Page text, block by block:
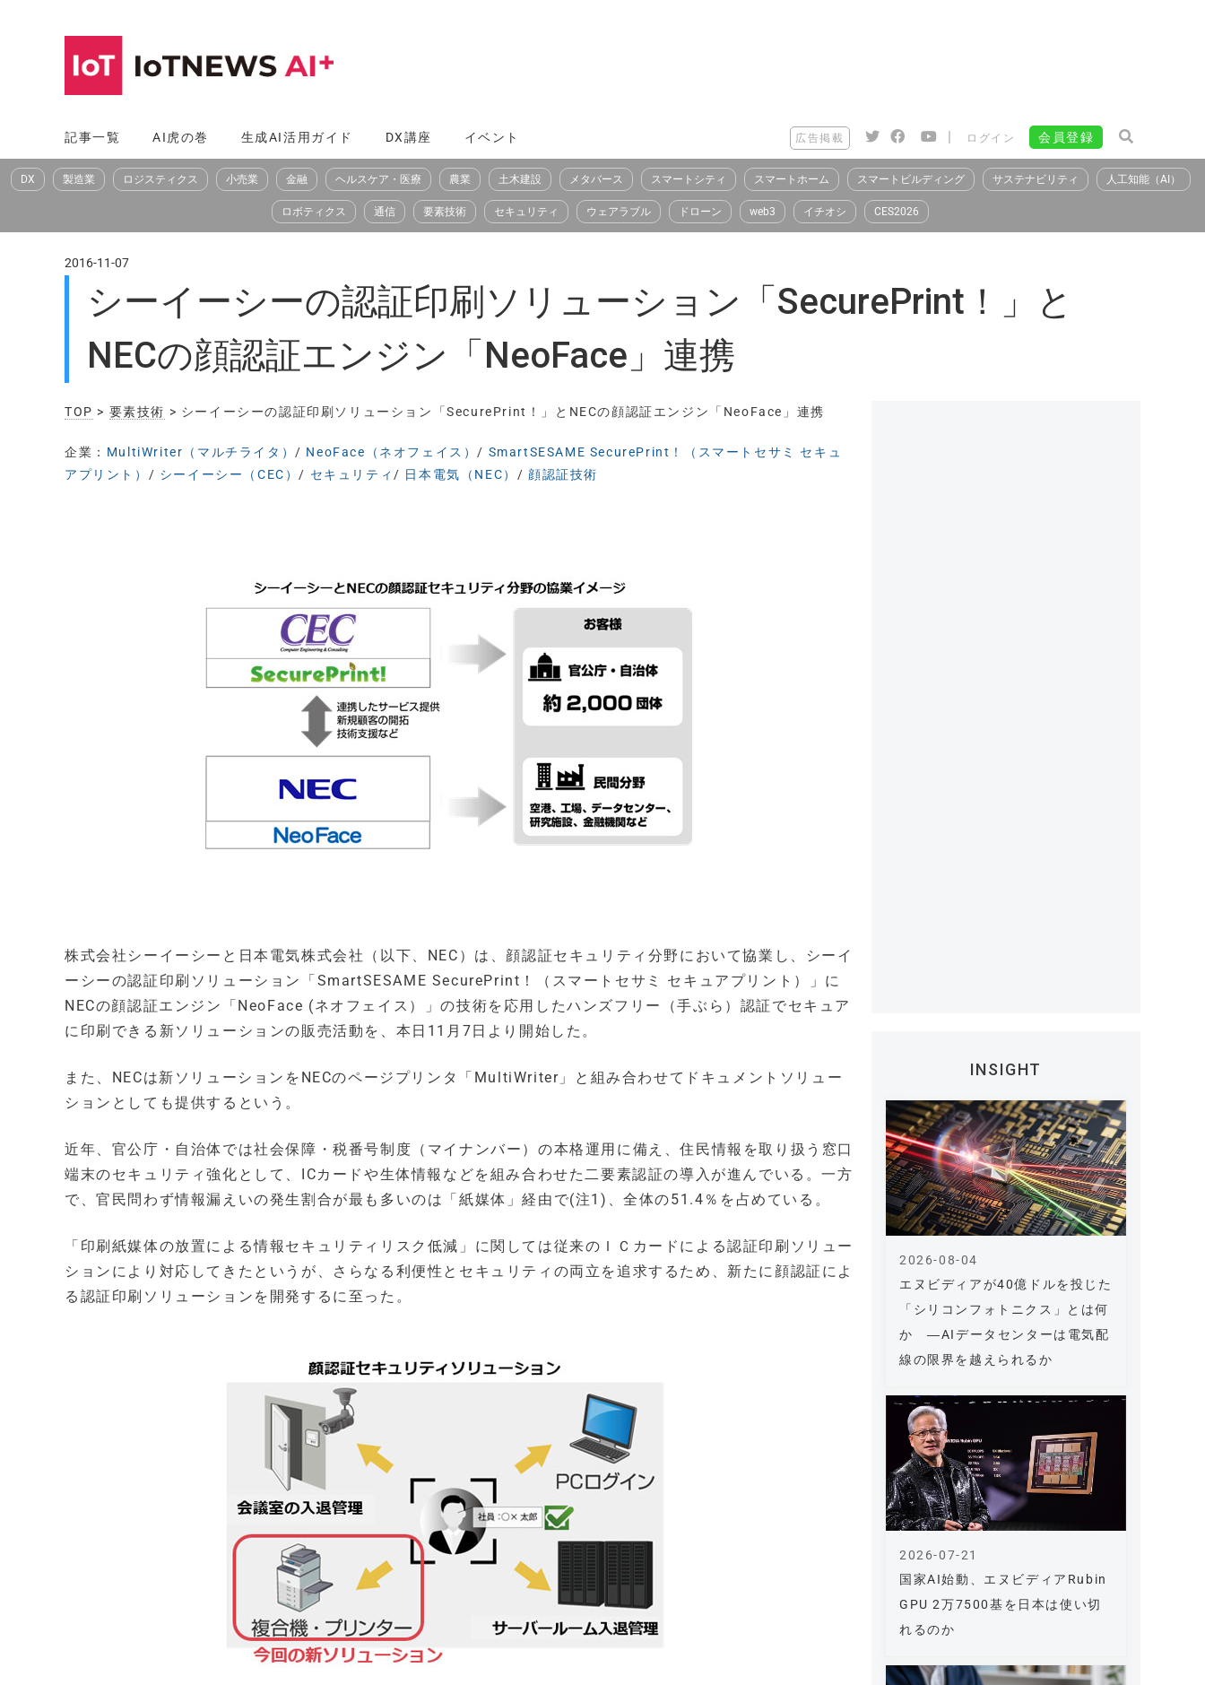
へ
ス
記事一覧 AI虎の巻 生成AI活用ガイド DX講座 イベント 広告掲載 | ログイン 会員登録
DX 製造業 ロジスティクス 小売業 金融 ヘルスケア・医療 農業 土木建設 メタバース スマートシティ スマートホーム スマートビルディング サステナビリティ 人工知能（AI）
ロボティクス 通信 要素技術 セキュリティ ウェアラブル ドローン web3 イチオシ CES2026
2016-11-07
シーイーシーの認証印刷ソリューション「SecurePrint！」と
NECの顔認証エンジン「NeoFace」連携
TOP > 要素技術 > シーイーシーの認証印刷ソリューション「SecurePrint！」とNECの顔認証エンジン「NeoFace」連携
企業： MultiWriter（マルチライタ） / NeoFace（ネオフェイス） / SmartSESAME SecurePrint！（スマートセサミ セキュ
アプリント） / シーイーシー（CEC） / セキュリティ / 日本電気（NEC） / 顔認証技術
株式会社シーイーシーと日本電気株式会社（以下、NEC）は、顔認証セキュリティ分野において協業し、シーイ
ーシーの認証印刷ソリューション「SmartSESAME SecurePrint！（スマートセサミ セキュアプリント）」に
NECの顔認証エンジン「NeoFace (ネオフェイス）」の技術を応用したハンズフリー（手ぶら）認証でセキュア
に印刷できる新ソリューションの販売活動を、本日11月7日より開始した。
また、NECは新ソリューションをNECのページプリンタ「MultiWriter」と組み合わせてドキュメントソリュー
ションとしても提供するという。
近年、官公庁・自治体では社会保障・税番号制度（マイナンバー）の本格運用に備え、住民情報を取り扱う窓口
端末のセキュリティ強化として、ICカードや生体情報などを組み合わせた二要素認証の導入が進んでいる。一方
で、官民問わず情報漏えいの発生割合が最も多いのは「紙媒体」経由で(注1)、全体の51.4％を占めている。
「印刷紙媒体の放置による情報セキュリティリスク低減」に関しては従来のＩＣカードによる認証印刷ソリュー
ションにより対応してきたというが、さらなる利便性とセキュリティの両立を追求するため、新たに顔認証によ
る認証印刷ソリューションを開発するに至った。
INSIGHT
エヌビディアが40億ドルを投じた
「シリコンフォトニクス」とは何
か ―AIデータセンターは電気配
線の限界を越えられるか
2026-08-04
国家AI始動、エヌビディアRubin
GPU 2万7500基を日本は使い切
れるのか
2026-07-21